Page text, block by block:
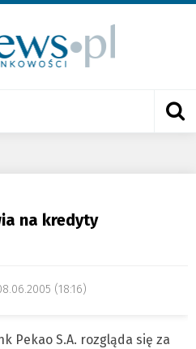
na kredyty
(18:16)
Pekao S.A. rozgląda się za